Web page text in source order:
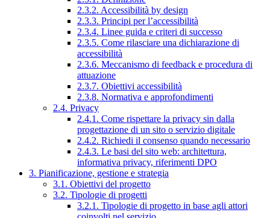
2.3.2. Accessibilità by design
2.3.3. Principi per l’accessibilità
2.3.4. Linee guida e criteri di successo
2.3.5. Come rilasciare una dichiarazione di
accessibilità
2.3.6. Meccanismo di feedback e procedura di
attuazione
2.3.7. Obiettivi accessibilità
2.3.8. Normativa e approfondimenti
2.4. Privacy
2.4.1. Come rispettare la privacy sin dalla
progettazione di un sito o servizio digitale
2.4.2. Richiedi il consenso quando necessario
2.4.3. Le basi del sito web: architettura,
informativa privacy, riferimenti DPO
3. Pianificazione, gestione e strategia
3.1. Obiettivi del progetto
3.2. Tipologie di progetti
3.2.1. Tipologie di progetto in base agli attori